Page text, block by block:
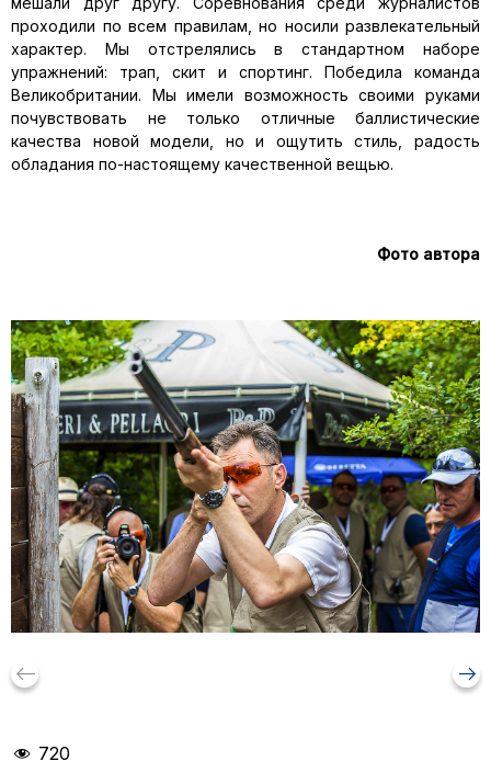
проходили по всем правилам, но носили развлекательный
характер. Мы отстрелялись в стандартном наборе
упражнений: трап, скит и спортинг. Победила команда
Великобритании. Мы имели возможность своими руками
почувствовать не только отличные баллистические
качества новой модели, но и ощутить стиль, радость
обладания по-настоящему качественной вещью.
Фото автора
keyboard_backspace arrow_right_alt
720